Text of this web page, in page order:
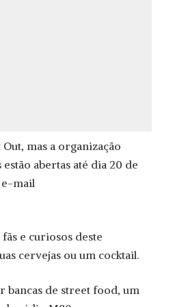
mas a organização
abertas até dia 20 de
e-mail
fãs e curiosos deste
cervejas ou um cocktail.
bancas de street food, um